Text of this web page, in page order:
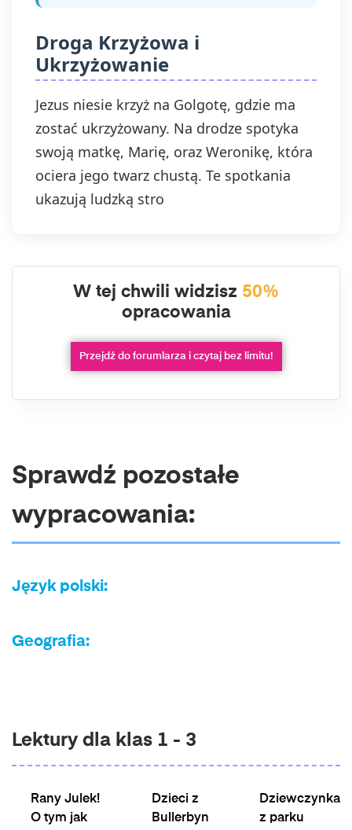
Droga Krzyżowa i
Ukrzyżowanie
Jezus niesie krzyż na Golgotę, gdzie ma
zostać ukrzyżowany. Na drodze spotyka
swoją matkę, Marię, oraz Weronikę, która
ociera jego twarz chustą. Te spotkania
ukazują ludzką stro
W tej chwili widzisz 50%
opracowania
Przejdź do forumlarza i czytaj bez limitu!
Sprawdź pozostałe
wypracowania:
Język polski:
Geografia:
Lektury dla klas 1 - 3
Rany Julek!
O tym jak
Dzieci z
Bullerbyn
Dziewczynka
z parku